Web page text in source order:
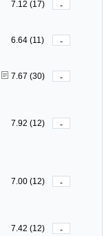
7.12 (17)
-
6.64 (11)
-
7.67 (30)
-
7.92 (12)
-
7.00 (12)
-
7.42 (12)
-